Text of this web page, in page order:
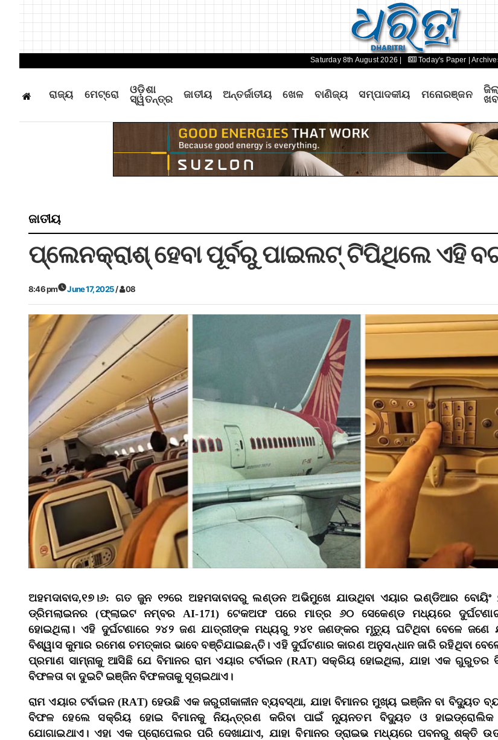
Saturday 8th August 2026 | Today's Paper |
ରାଜ୍ୟ ମେଟ୍ରୋ
ଓଡ଼ିଶା
ସ୍ୱତନ୍ତ୍ର
ଜାତୀୟ ଅନ୍ତର୍ଜାତୀୟ ଖେଳ ବାଣିଜ୍ୟ ସମ୍ପାଦକୀୟ ମନୋରଞ୍ଜନ
ଜାତୀୟ
ପ୍ଲେନକ୍ରାଶ୍‌ ହେବା ପୂର୍ବରୁ ପାଇଲଟ୍‌ ଟିପିଥିଲେ ଏହି
8:46 pm June 17, 2025/ 08
ଅହମଦାବାଦ,୧୭।୬: ଗତ ଜୁନ ୧୨ରେ ଅହମଦାବାଦରୁ ଲଣ୍ଡନ ଅଭିମୁଖେ ଯାଉଥିବା ଏୟାର ଇଣ୍ଡିଆର ବୋୟିଂ
ଡ୍ରିମଲାଇନର (ଫ୍ଲାଇଟ ନମ୍ବର AI-171) ଟେକଅଫ ପରେ ମାତ୍ର ୬୦ ସେକେଣ୍ଡ ମଧ୍ୟରେ
ହୋଇଥିଲା। ଏହି ଦୁର୍ଘଟଣାରେ ୨୪୨ ଜଣ ଯାତ୍ରୀଙ୍କ ମଧ୍ୟରୁ ୨୪୧ ଜଣଙ୍କର ମୃତ୍ୟୁ ଘଟିଥିବା ବେଳେ ଜଣେ
ବିଶ୍ୱାସ କୁମାର ରମେଶ ଚମତ୍କାର ଭାବେ ବଞ୍ଚିଯାଇଛନ୍ତି। ଏହି ଦୁର୍ଘଟଣାର କାରଣ ଅନୁସନ୍ଧାନ ଜାରି ରହିଥିବା
ପ୍ରମାଣ ସାମ୍ନାକୁ ଆସିଛି ଯେ ବିମାନର ରାମ ଏୟାର ଟର୍ବାଇନ (RAT) ସକ୍ରିୟ ହୋଇଥିଲା, ଯାହା ଏକ ଗୁରୁତର
ବିଫଳତା ବା ଦୁଇଟି ଇଞ୍ଜିନ ବିଫଳତାକୁ ସୂଚାଇଥାଏ।
ରାମ ଏୟାର ଟର୍ବାଇନ (RAT) ହେଉଛି ଏକ ଜରୁରୀକାଳୀନ ବ୍ୟବସ୍ଥା, ଯାହା ବିମାନର ମୁଖ୍ୟ ଇଞ୍ଜିନ ବା ବିଦ୍ୟୁତ
ବିଫଳ ହେଲେ ସକ୍ରିୟ ହୋଇ ବିମାନକୁ ନିୟନ୍ତ୍ରଣ କରିବା ପାଇଁ ନ୍ୟୂନତମ ବିଦ୍ୟୁତ ଓ
ଯୋଗାଇଥାଏ। ଏହା ଏକ ପ୍ରୋପେଲର ପରି ଦେଖାଯାଏ, ଯାହା ବିମାନର ଡ୍ରାଇଭ ମଧ୍ୟରେ ପବନରୁ ଶକ୍ତି